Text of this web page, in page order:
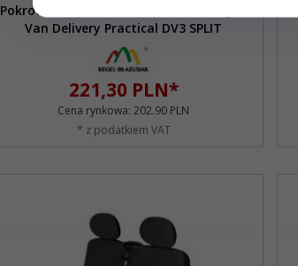
Pokrowce do samochodów dostawczych
Van Delivery Practical DV3 SPLIT
221,30 PLN*
Cena rynkowa:202.90 PLN
* z podatkiem VAT